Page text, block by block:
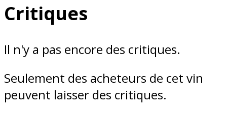
Critiques
Il n'y a pas encore des critiques.
Seulement des acheteurs de cet vin
peuvent laisser des critiques.